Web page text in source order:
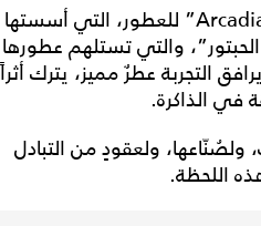
تنضم إلى هذه المبادرة دار “Arcadia” للعطور، التي أسستها
الحبتور”، والتي تستلهم عطورها
التجربة عطرٌ مميز، يترك أثراً
في الذاكرة.
ولصُنّاعها، ولعقودٍ من التبادل
اللحظة.